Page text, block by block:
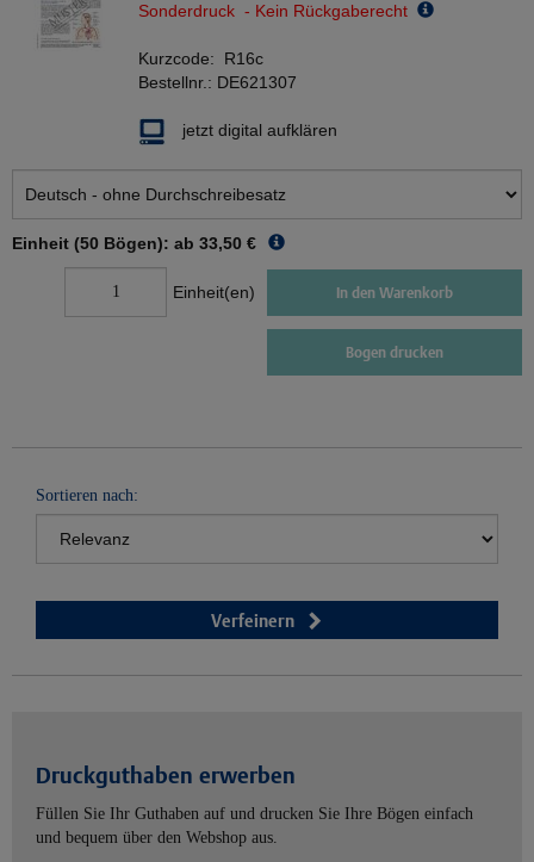
Sonderdruck - Kein Rückgaberecht
Kurzcode: R16c
Bestellnr.: DE621307
jetzt digital aufklären
Einheit (50 Bögen): ab 33,50 €
Einheit(en) In den Warenkorb
Bogen drucken
Sortieren nach:
Verfeinern
Druckguthaben erwerben
Füllen Sie Ihr Guthaben auf und drucken Sie Ihre Bögen einfach
und bequem über den Webshop aus.